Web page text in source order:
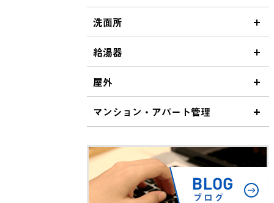
洗面所
給湯器
屋外
マンション・アパート管理